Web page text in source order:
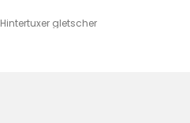
Hintertuxer gletscher